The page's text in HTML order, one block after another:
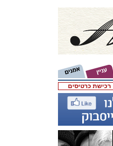
רכישת כרטיסים